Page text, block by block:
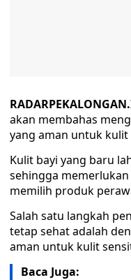
akan membahas
yang aman untuk
Kulit bayi yang baru
sehingga
memilih produk
Salah satu langkah
tetap sehat adalah
aman untuk kulit
Baca Juga: